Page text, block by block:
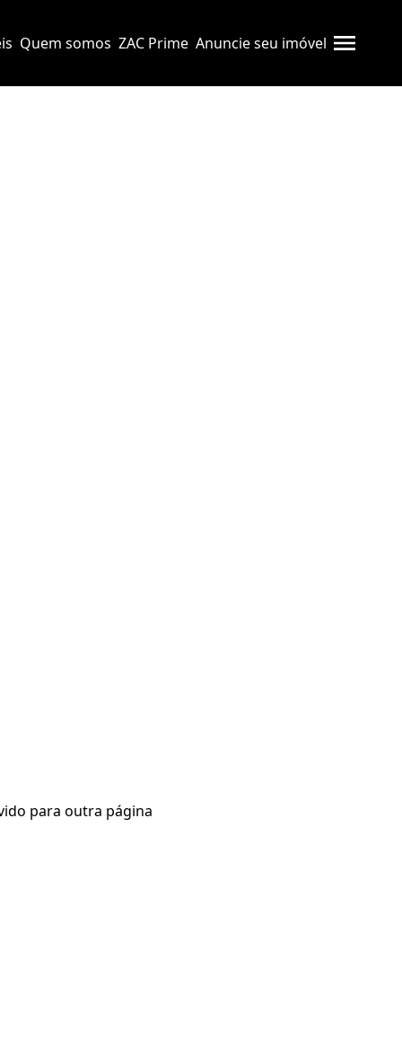
Quem somos ZAC Prime Anuncie seu imóvel
para outra página